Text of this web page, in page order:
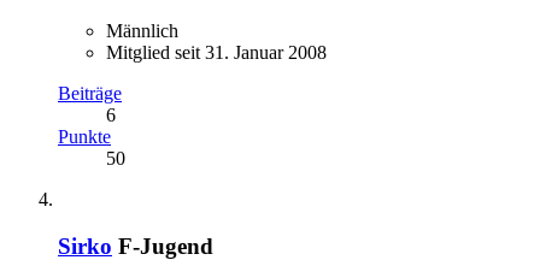
Männlich
Mitglied seit 31. Januar 2008
Beiträge
6
Punkte
50
Sirko F-Jugend